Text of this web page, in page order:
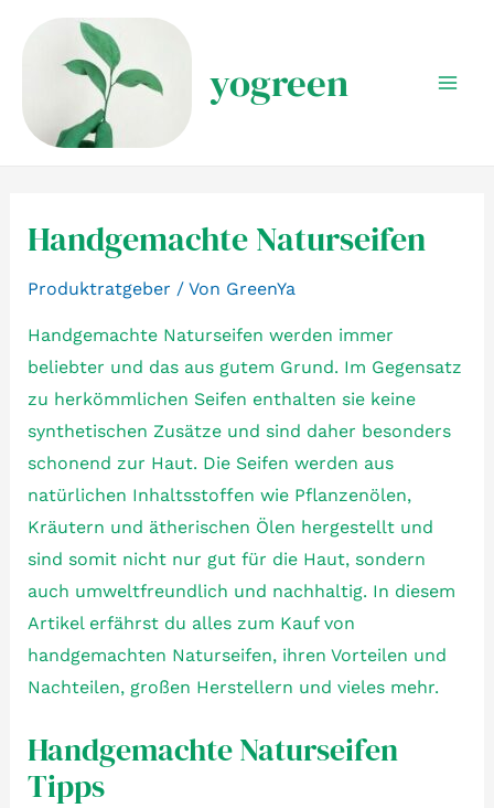
springen
yogreen
Handgemachte Naturseifen
Produktratgeber / Von GreenYa
Handgemachte Naturseifen werden immer
beliebter und das aus gutem Grund. Im Gegensatz
zu herkömmlichen Seifen enthalten sie keine
synthetischen Zusätze und sind daher besonders
schonend zur Haut. Die Seifen werden aus
natürlichen Inhaltsstoffen wie Pflanzenölen,
Kräutern und ätherischen Ölen hergestellt und
sind somit nicht nur gut für die Haut, sondern
auch umweltfreundlich und nachhaltig. In diesem
Artikel erfährst du alles zum Kauf von
handgemachten Naturseifen, ihren Vorteilen und
Nachteilen, großen Herstellern und vieles mehr.
Handgemachte Naturseifen
Tipps